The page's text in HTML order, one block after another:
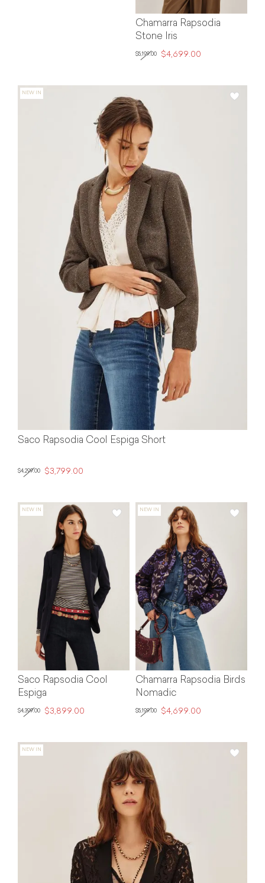
Chamarra Rapsodia
Stone Iris
$5,199.00 $4,699.00
Saco Rapsodia Cool Espiga Short
$4,299.00 $3,799.00
Saco Rapsodia Cool
Espiga
$4,399.00 $3,899.00
Chamarra Rapsodia Birds
Nomadic
$5,199.00 $4,699.00